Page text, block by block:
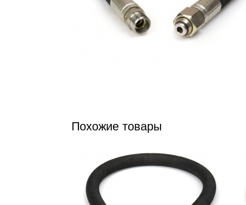
Похожие товары